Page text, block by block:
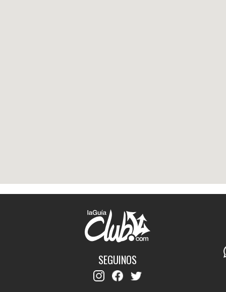
SEGUINOS